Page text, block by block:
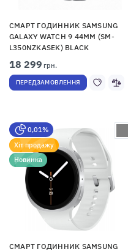
СМАРТ ГОДИННИК SAMSUNG
GALAXY WATCH 9 44MM (SM-
L350NZKASEK) BLACK
18 299 грн.
ПЕРЕДЗАМОВЛЕННЯ
0,01%
Хіт продажу
Новинка
СМАРТ ГОДИННИК SAMSUNG